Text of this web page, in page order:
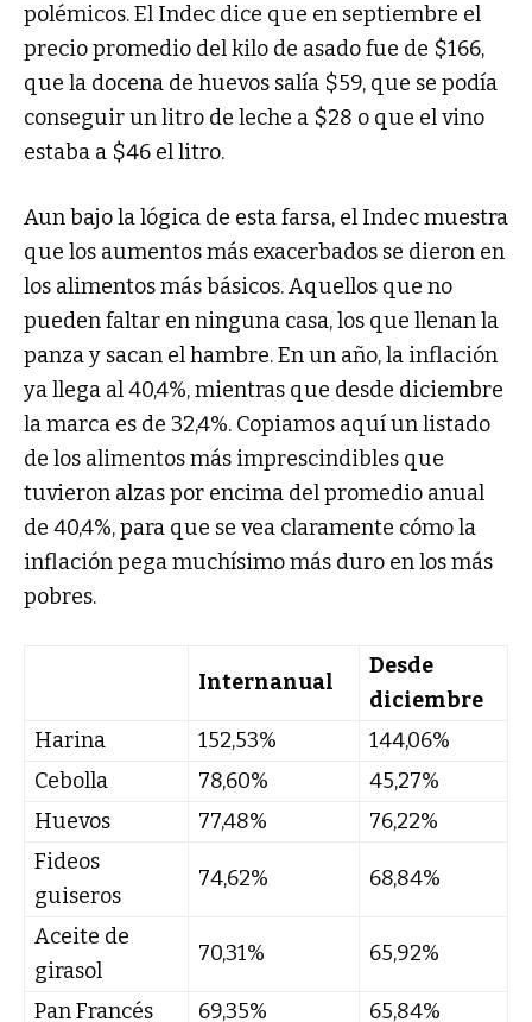
polémicos. El Indec dice que en septiembre el
precio promedio del kilo de asado fue de $166,
que la docena de huevos salía $59, que se podía
conseguir un litro de leche a $28 o que el vino
estaba a $46 el litro.
Aun bajo la lógica de esta farsa, el Indec muestra
que los aumentos más exacerbados se dieron en
los alimentos más básicos. Aquellos que no
pueden faltar en ninguna casa, los que llenan la
panza y sacan el hambre. En un año, la inflación
ya llega al 40,4%, mientras que desde diciembre
la marca es de 32,4%. Copiamos aquí un listado
de los alimentos más imprescindibles que
tuvieron alzas por encima del promedio anual
de 40,4%, para que se vea claramente cómo la
inflación pega muchísimo más duro en los más
pobres.
Internanual
Desde
diciembre
Harina
152,53%
144,06%
Cebolla
78,60%
45,27%
Huevos
77,48%
76,22%
Fideos
guiseros
74,62% 68,84%
Aceite de
girasol
70,31% 65,92%
Pan Francés 69,35% 65,84%